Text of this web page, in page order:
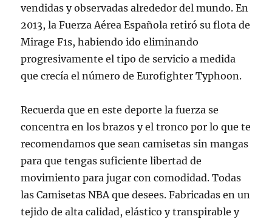
vendidas y observadas alrededor del mundo. En
2013, la Fuerza Aérea Española retiró su flota de
Mirage F1s, habiendo ido eliminando
progresivamente el tipo de servicio a medida
que crecía el número de Eurofighter Typhoon.
Recuerda que en este deporte la fuerza se
concentra en los brazos y el tronco por lo que te
recomendamos que sean camisetas sin mangas
para que tengas suficiente libertad de
movimiento para jugar con comodidad. Todas
las Camisetas NBA que desees. Fabricadas en un
tejido de alta calidad, elástico y transpirable y